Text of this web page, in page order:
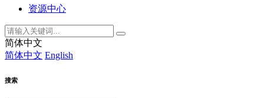
资源中心
简体中文
简体中文 English
搜索